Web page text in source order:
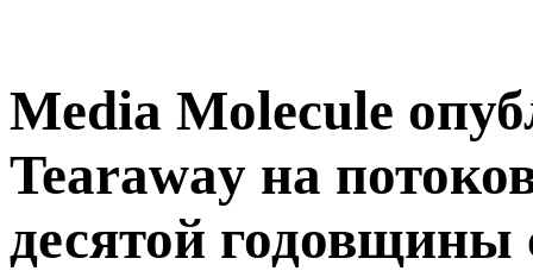
Media Molecule
Tearaway на
десятой годовщины